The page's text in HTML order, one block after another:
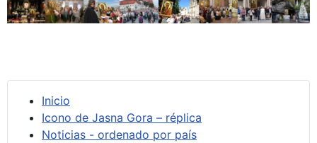
Inicio
Icono de Jasna Gora – réplica
Noticias - ordenado por país